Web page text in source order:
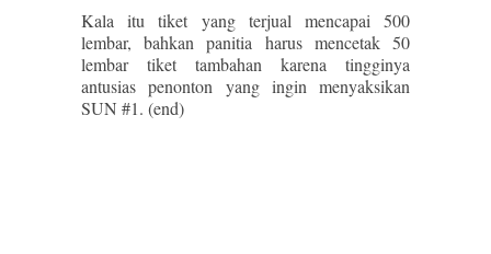
Kala itu tiket yang terjual mencapai 500
lembar, bahkan panitia harus mencetak 50
lembar tiket tambahan karena tingginya
antusias penonton yang ingin menyaksikan
SUN #1. (end)